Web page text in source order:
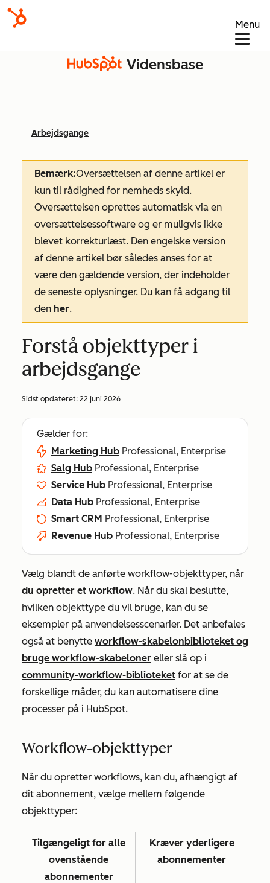
Menu
Vidensbase
Arbejdsgange
Bemærk:Oversættelsen af denne artikel er
kun til rådighed for nemheds skyld.
Oversættelsen oprettes automatisk via en
oversættelsessoftware og er muligvis ikke
blevet korrekturlæst. Den engelske version
af denne artikel bør således anses for at
være den gældende version, der indeholder
de seneste oplysninger. Du kan få adgang til
den her.
Forstå objekttyper i
arbejdsgange
Sidst opdateret: 22 juni 2026
Gælder for:
Marketing Hub Professional, Enterprise
Salg Hub Professional, Enterprise
Service Hub Professional, Enterprise
Data Hub Professional, Enterprise
Smart CRM Professional, Enterprise
Revenue Hub Professional, Enterprise
Vælg blandt de anførte workflow-objekttyper, når
du opretter et workflow. Når du skal beslutte,
hvilken objekttype du vil bruge, kan du se
eksempler på anvendelsesscenarier. Det anbefales
også at benytte workflow-skabelonbiblioteket og
bruge workflow-skabeloner eller slå op i
community-workflow-biblioteket for at se de
forskellige måder, du kan automatisere dine
processer på i HubSpot.
Workflow-objekttyper
Når du opretter workflows, kan du, afhængigt af
dit abonnement, vælge mellem følgende
objekttyper:
Tilgængeligt for alle
ovenstående
abonnementer
Kræver yderligere
abonnementer